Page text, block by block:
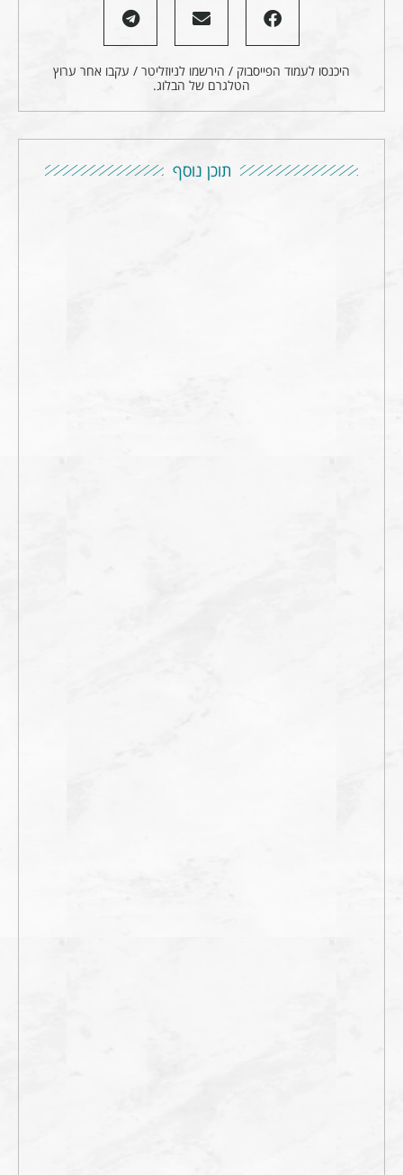
היכנסו לעמוד הפייסבוק / הירשמו לניוזליטר / עקבו אחר ערוץ
הטלגרם של הבלוג.
תוכן נוסף